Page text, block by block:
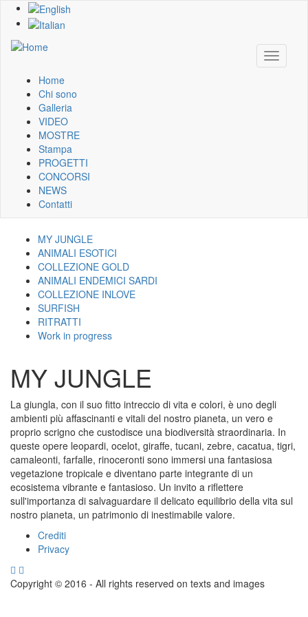
Skip
content
Toggle
Main
navigation
Home
Chi sono
Galleria
VIDEO
MOSTRE
Stampa
PROGETTI
CONCORSI
NEWS
Contatti
Navigazione
galleria
MY JUNGLE
ANIMALI ESOTICI
COLLEZIONE GOLD
ANIMALI ENDEMICI SARDI
COLLEZIONE INLOVE
SURFISH
RITRATTI
Work in progress
MY JUNGLE
La giungla, con il suo fitto intreccio di vita e colori, è uno degli
ambienti più affascinanti e vitali del nostro pianeta, un vero e
proprio scrigno che custodisce una biodiversità straordinaria. In
queste opere leopardi, ocelot, giraffe, tucani, zebre, cacatua, tigri,
camaleonti, farfalle, rinoceronti sono immersi una fantasiosa
vegetazione tropicale e diventano parte integrante di un
ecosistema vibrante e fantasioso. Un invito a riflettere
sull'importanza di salvaguardare il delicato equilibrio della vita sul
nostro pianeta, un patrimonio di inestimabile valore.
Footer
menu
Crediti
Privacy
Copyright © 2016 - All rights reserved on texts and images